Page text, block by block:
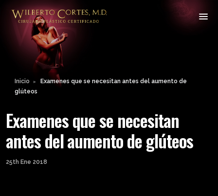
Inicio ►
Examenes que se necesitan antes del aumento de
glúteos
Examenes que se necesitan
antes del aumento de glúteos
25th Ene 2018